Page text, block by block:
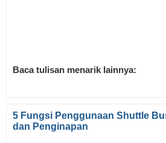
Baca tulisan menarik lainnya:
5 Fungsi Penggunaan Shuttle
dan Penginapan